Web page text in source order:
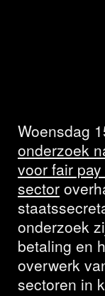
Woensdag
onderzoek
voor fair
sector
onderzoek
betaling en
overwerk
sectoren in